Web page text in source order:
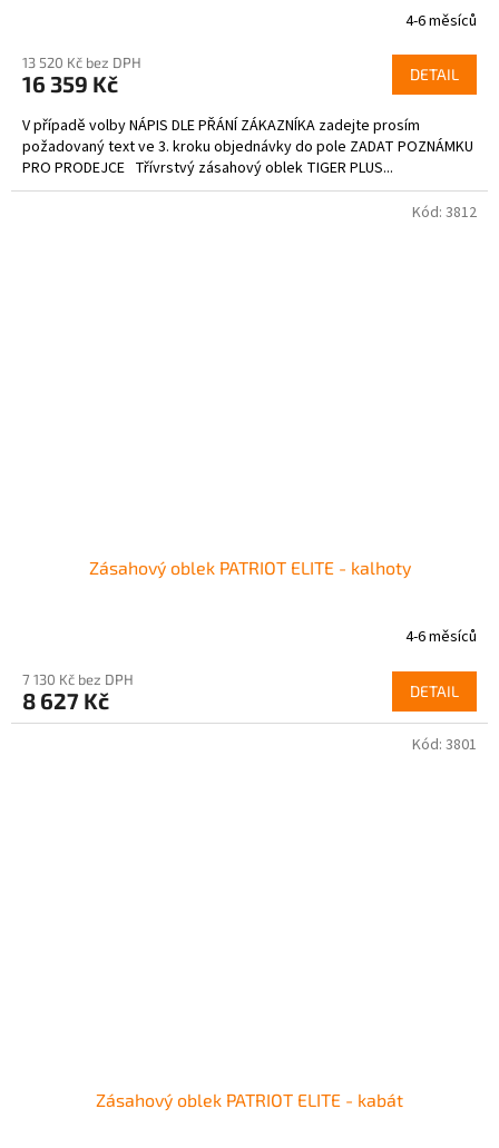
4-6 měsíců
13 520 Kč bez DPH
16 359 Kč DETAIL
V případě volby NÁPIS DLE PŘÁNÍ ZÁKAZNÍKA zadejte prosím
požadovaný text ve 3. kroku objednávky do pole ZADAT POZNÁMKU
PRO PRODEJCE Třívrstvý zásahový oblek TIGER PLUS...
Zásahový oblek PATRIOT ELITE - kalhoty
4-6 měsíců
7 130 Kč bez DPH
8 627 Kč DETAIL
Kód: 3812
Zásahový oblek PATRIOT ELITE - kabát
Kód: 3801